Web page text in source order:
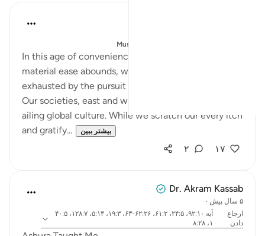
Muslim American Society
In this age of convenience and comfort, where
material ease abounds, we are somehow always
exhausted by the pursuit of the newest and latest.
Our societies, east and west, are afflicted with an
ailing global culture. While we scratch our every itch
and gratify...
بیشتر ببین
۱۷ ۲
Dr. Akram Kassab
۵ سال پیش
·
ارجاع
دادن
آیه ۹۲:۱۰، ۲۴:۵، ۶۱:۲، ۶۲:۲۶-۶۳، ۱۹:۳، ۵:۱۴، ۱۲۸:۷، ۴۰:۵
۱، ۸:۲۸